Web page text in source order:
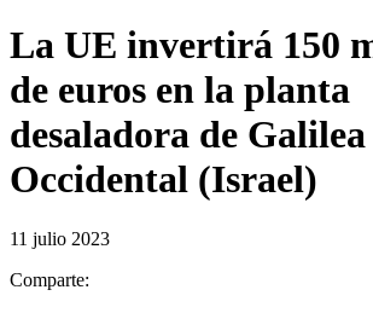
La UE invertirá 150
de euros en la planta
desaladora de Galilea
Occidental (Israel)
11 julio 2023
Comparte: